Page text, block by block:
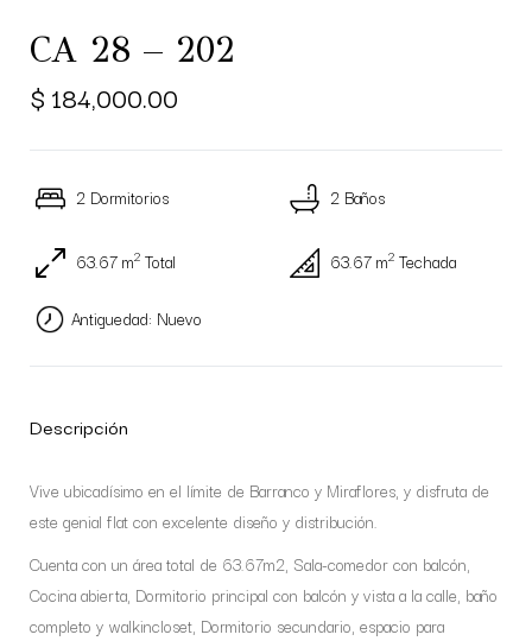
CA 28 – 202
$ 184,000.00
2 Dormitorios 2 Baños
63.67 m2 Total 63.67 m2 Techada
Antiguedad: Nuevo
Descripción
Vive ubicadísimo en el límite de Barranco y Miraflores, y disfruta de
este genial flat con excelente diseño y distribución.
Cuenta con un área total de 63.67m2, Sala-comedor con balcón,
Cocina abierta, Dormitorio principal con balcón y vista a la calle, baño
completo y walkincloset, Dormitorio secundario, espacio para